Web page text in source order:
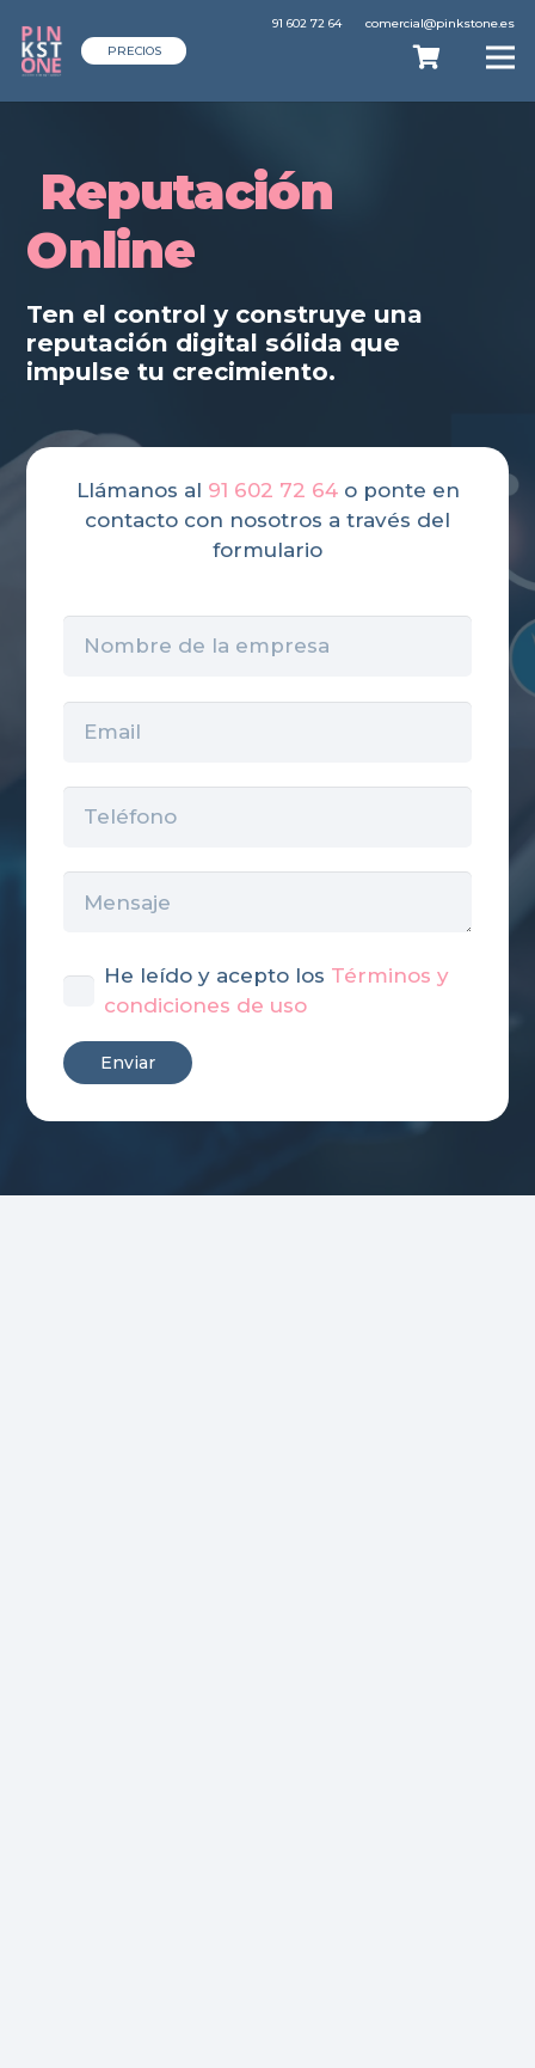
PRECIOS
91 602 72 64 comercial@pinkstone.es
Reputación
Online
Ten el control y construye una
reputación digital sólida que
impulse tu crecimiento.
Llámanos al 91 602 72 64o ponte en
contacto con nosotros a través del
formulario
He leído y acepto los Términos y
condiciones de uso